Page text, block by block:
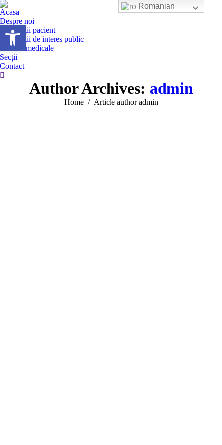
Deschide bara de unelte
Acasa
Despre noi
Informații pacient
Informații de interes public
Servicii medicale
Secții
Contact
Search:
Author Archives: admin
You are here:
Home Article author admin
Romanian